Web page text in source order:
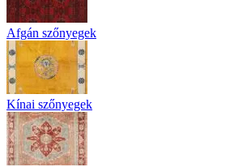
Afgán szőnyegek
Kínai szőnyegek